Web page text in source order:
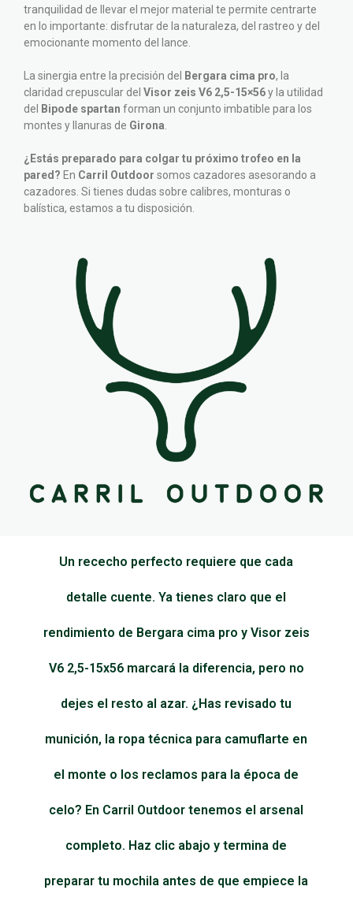
tranquilidad de llevar el mejor material te permite centrarte
en lo importante: disfrutar de la naturaleza, del rastreo y del
emocionante momento del lance.
La sinergia entre la precisión del Bergara cima pro, la
claridad crepuscular del Visor zeis V6 2,5-15×56y la utilidad
del
Bipode spartan forman un conjunto imbatible para los
montes y llanuras de Girona
¿Estás preparado para colgar tu próximo trofeo en la
pared? En Carril Outdoor somos cazadores asesorando a
cazadores. Si tienes dudas sobre calibres, monturas o
balística, estamos a tu disposición.
Un rececho perfecto requiere que cada
detalle cuente. Ya tienes claro que el
rendimiento de Bergara cima pro y Visor zeis
V6 2,5-15x56 marcará la diferencia, pero no
dejes el resto al azar. ¿Has revisado tu
munición, la ropa técnica para camuflarte en
el monte o los reclamos para la época de
celo? En Carril Outdoor tenemos el arsenal
completo. Haz clic abajo y termina de
preparar tu mochila antes de que empiece la